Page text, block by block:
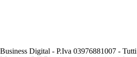
Digital - P.Iva 03976881007 -